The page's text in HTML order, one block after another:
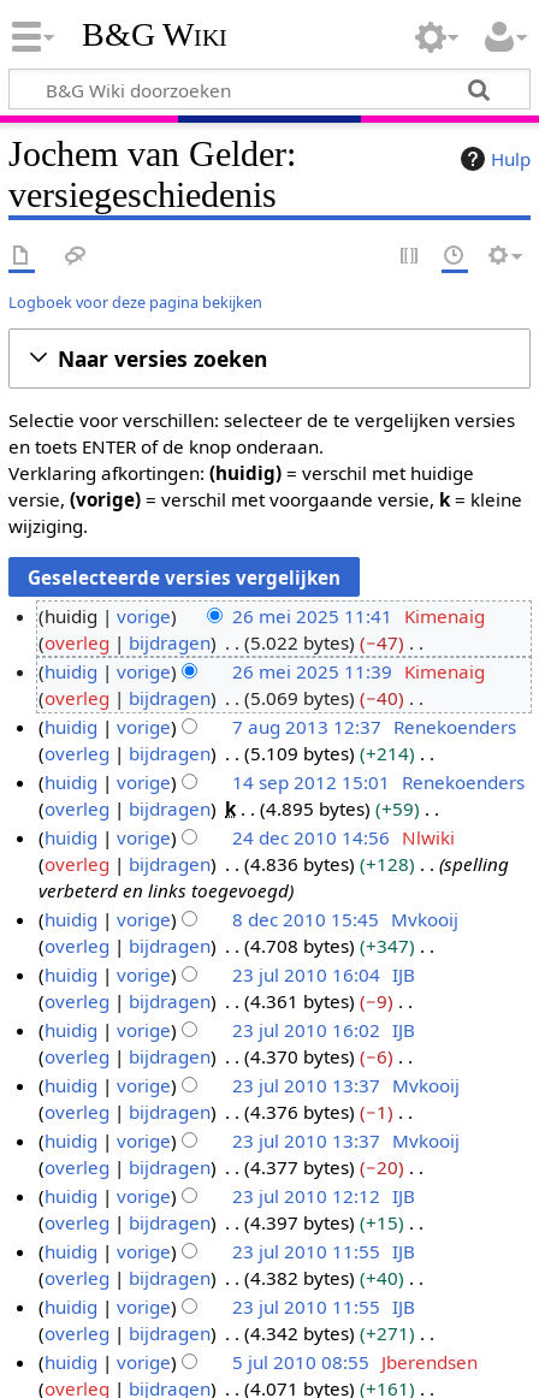
B&G Wiki
Hulp
Jochem van Gelder:
versiegeschiedenis
Logboek voor deze pagina bekijken
Naar versies zoeken
Selectie voor verschillen: selecteer de te vergelijken versies
en toets ENTER of de knop onderaan.
Verklaring afkortingen: (huidig)= verschil met huidige
versie, (vorige)= verschil met voorgaande versie, k= kleine
wijziging.
6
e
2
2
huidig vorige 26 mei 2025 11:41
Kimenaig
overleg
bijdragen 5.022 bytes
−47
G
e
e
n
b
e
w
e
r
i
n
g
s
s
a
m
e
n
v
a
t
t
i
n
g
huidig vorige 26 mei 2025 11:39 Kimenaig
overleg
bijdragen 5.069 bytes
−40
G
e
e
n
b
e
w
e
r
k
i
n
g
s
s
a
m
e
n
v
a
t
t
i
n
g
a
g
1
huidig vorige 7 aug 2013 12:37 Renekoenders
overleg
bijdragen 5.109 bytes
+214
G
e
e
n
b
e
w
e
r
k
i
n
g
s
s
a
m
e
n
v
a
t
t
i
4
p
0
2
huidig vorige 14 sep 2012 15:01
Renekoenders
overleg
bijdragen k 4.895 bytes
+59
G
e
e
n
b
e
w
e
r
k
i
n
g
s
s
a
m
e
n
v
a
t
d
c
0
0
huidig vorige 24 dec 2010 14:56 Nlwiki
overleg
bijdragen 4.836 bytes +128
spelling
verbeterd en links toegevoegd
d
c
0
0
huidig vorige 8 dec 2010 15:45 Mvkooij
overleg
bijdragen 4.708 bytes
+347
G
e
e
n
b
e
w
e
r
k
i
n
g
s
s
a
3
u
2
1
huidig vorige 23 jul 2010 16:04 IJB
overleg
bijdragen 4.361 bytes
−9
G
e
e
n
b
e
w
e
r
k
i
n
g
s
huidig vorige 23 jul 2010 16:02 IJB
overleg
bijdragen 4.370 bytes
−6
G
e
e
n
b
e
w
e
r
k
i
n
huidig vorige 23 jul 2010 13:37 Mvkooij
overleg
bijdragen 4.376 bytes
−1
G
e
e
n
b
e
w
e
r
k
huidig vorige 23 jul 2010 13:37 Mvkooij
overleg
bijdragen 4.377 bytes
−20
G
e
e
n
b
e
w
e
huidig vorige 23 jul 2010 12:12 IJB
overleg
bijdragen 4.397 bytes
+15
G
e
e
n
b
e
huidig vorige 23 jul 2010 11:55 IJB
overleg
bijdragen 4.382 bytes
+40
G
e
e
n
huidig vorige 23 jul 2010 11:55 IJB
overleg
bijdragen 4.342 bytes
+271
G
e
huidig vorige 5 jul 2010 08:55 Jberendsen
overleg
bijdragen 4.071 bytes
+161